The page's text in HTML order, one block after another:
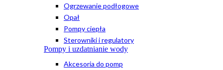
Ogrzewanie podłogowe
Opał
Pompy ciepła
Sterowniki i regulatory
Pompy i uzdatnianie wody
Akcesoria do pomp